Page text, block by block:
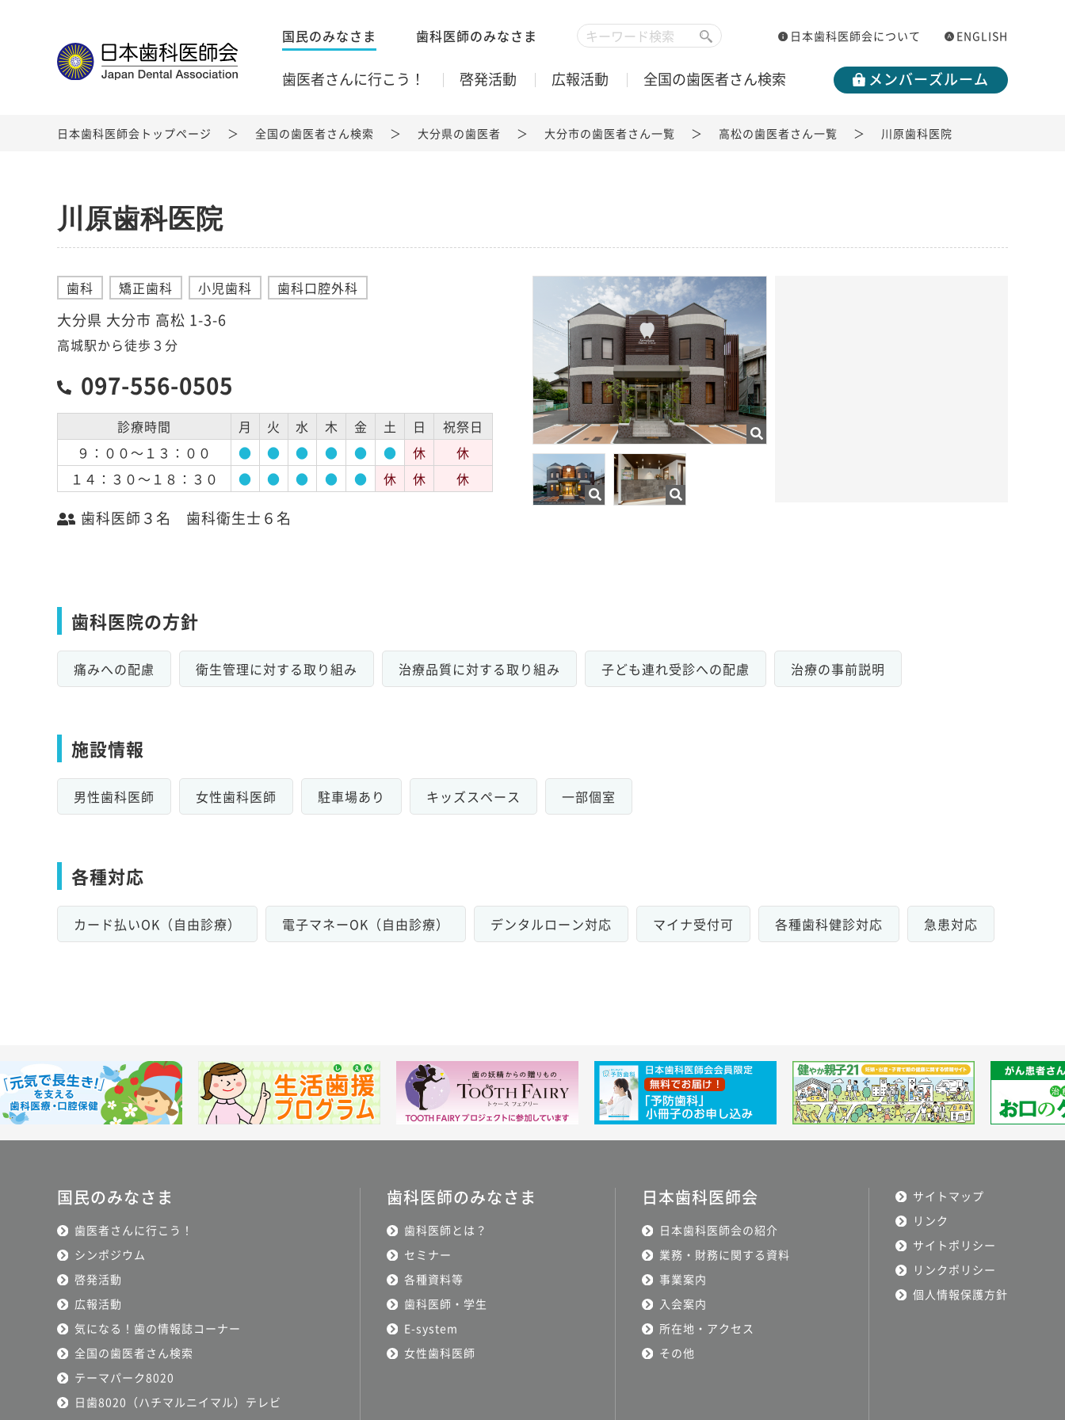
国民のみなさま 歯科医師のみなさま 日本歯科医師会について ENGLISH
歯医者さんに行こう！ 啓発活動 広報活動 全国の歯医者さん検索 メンバーズルーム
日本歯科医師会トップページ 全国の歯医者さん検索 大分県の歯医者 大分市の歯医者さん一覧 高松の歯医者さん一覧 川原歯科医院
川原歯科医院
歯科 矯正歯科 小児歯科 歯科口腔外科
大分県 大分市 高松 1-3-6
高城駅から徒歩３分
097-556-0505
診療時間 月 火 水 木 金 土 日
祝祭日
９：００～１３：００
● ● ● ● ● ● 休
休
１４：３０～１８：３０
● ● ● ● ● 休 休 休
歯科医師３名 歯科衛生士６名
歯科医院の方針
痛みへの配慮 衛生管理に対する取り組み 治療品質に対する取り組み 子ども連れ受診への配慮 治療の事前説明
施設情報
男性歯科医師 女性歯科医師 駐車場あり キッズスペース 一部個室
各種対応
カード払いOK（自由診療） 電子マネーOK（自由診療） デンタルローン対応 マイナ受付可 各種歯科健診対応 急患対応
国民のみなさま
歯医者さんに行こう！
シンポジウム
啓発活動
広報活動
気になる！歯の情報誌コーナー
全国の歯医者さん検索
テーマパーク8020
日歯8020（ハチマルニイマル）テレビ
歯科医師のみなさま
歯科医師とは？
セミナー
各種資料等
歯科医師・学生
E-system
女性歯科医師
日本歯科医師会
日本歯科医師会の紹介
業務・財務に関する資料
事業案内
入会案内
所在地・アクセス
その他
サイトマップ
リンク
サイトポリシー
リンクポリシー
個人情報保護方針